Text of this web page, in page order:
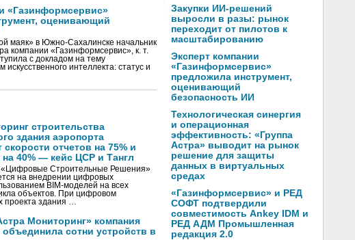
«Газинформсервис»
оценивающий
маяк» в Южно-Сахалинске начальник
компании «Газинформсервис», к. т.
с докладом на тему
искусственного интеллекта: статус и
строительства
здания аэропорта
скорости отчетов на 75% и
40% — кейс ЦСР и Тангл
«Цифровые Строительные Решения»
на внедрении цифровых
BIM-моделей на всех
объектов. При цифровом
проекта здания …
Мониторинг» компания
сотни устройств в
Закупки ИИ-решений
выросли в разы: рынок
переходит от пилотов к
масштабированию
Эксперт компании
«Газинформсервис»
предложила инструмент,
оценивающий
безопасность ИИ
Технологическая синергия
и операционная
эффективность: «Группа
Астра» выводит на рынок
решение для защиты
данных в виртуальных
средах
«Газинформсервис» и РЕД
СОФТ подтвердили
совместимость Ankey IDM и
РЕД АДМ Промышленная
редакция 2.0